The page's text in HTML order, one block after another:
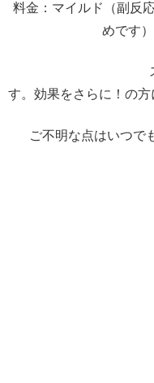
料金：マイルド（副反
めです
ストロング
す。効果をさらに！の
ご不明な点はいつで